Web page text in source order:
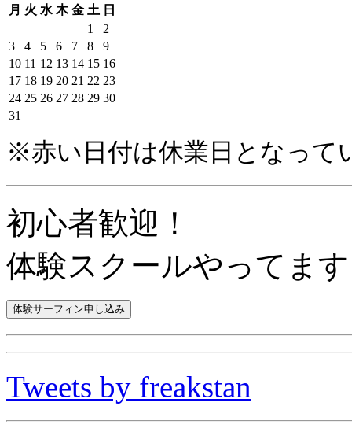
月 火 水 木 金 土 日
1
2
3
4 5 6 7 8
9
10 11 12 13 14 15 16
17 18 19 20 21 22 23
24 25 26 27 28 29 30
31
※赤い日付は休業日となって
初心者歓迎！
体験スクールやってま
Tweets by freakstan